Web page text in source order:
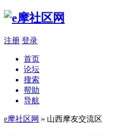
注册 登录
首页
论坛
搜索
帮助
导航
e摩社区网 » 山西摩友交流区